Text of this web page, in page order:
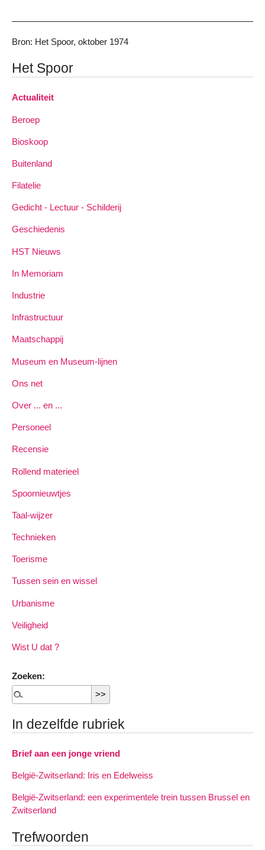
Bron: Het Spoor, oktober 1974
Het Spoor
Actualiteit
Beroep
Bioskoop
Buitenland
Filatelie
Gedicht - Lectuur - Schilderij
Geschiedenis
HST Nieuws
In Memoriam
Industrie
Infrastructuur
Maatschappij
Museum en Museum-lijnen
Ons net
Over ... en ...
Personeel
Recensie
Rollend materieel
Spoornieuwtjes
Taal-wijzer
Technieken
Toerisme
Tussen sein en wissel
Urbanisme
Veiligheid
Wist U dat ?
Zoeken:
In dezelfde rubriek
Brief aan een jonge vriend
België-Zwitserland: Iris en Edelweiss
België-Zwitserland: een experimentele trein tussen Brussel en
Zwitserland
Trefwoorden